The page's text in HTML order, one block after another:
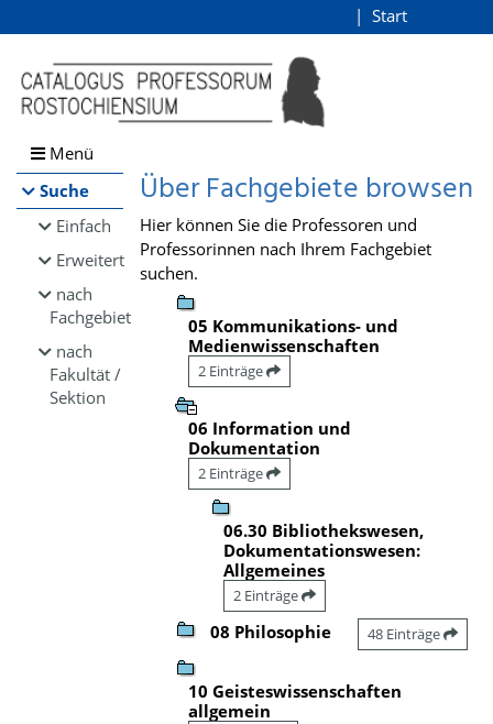
Browsen
direkt zum Inhalt
Start
Menü
Suche
Einfach
Erweitert
nach
Fachgebiet
nach
Fakultät /
Sektion
Über Fachgebiete browsen
Hier können Sie die Professoren und
Professorinnen nach Ihrem Fachgebiet
suchen.
05 Kommunikations- und
Medienwissenschaften
2 Einträge
06 Information und
Dokumentation
2 Einträge
06.30 Bibliothekswesen,
Dokumentationswesen:
Allgemeines
2 Einträge
08 Philosophie 48 Einträge
10 Geisteswissenschaften
allgemein